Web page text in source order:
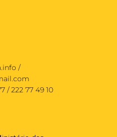
/
/ 222 77 49 10